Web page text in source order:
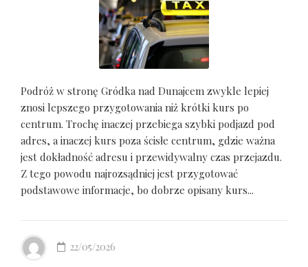
Podróż w stronę Gródka nad Dunajcem zwykle lepiej
znosi lepszego przygotowania niż krótki kurs po
centrum. Trochę inaczej przebiega szybki podjazd pod
adres, a inaczej kurs poza ścisłe centrum, gdzie ważna
jest dokładność adresu i przewidywalny czas przejazdu.
Z tego powodu najrozsądniej jest przygotować
podstawowe informacje, bo dobrze opisany kurs...
22/05/2026